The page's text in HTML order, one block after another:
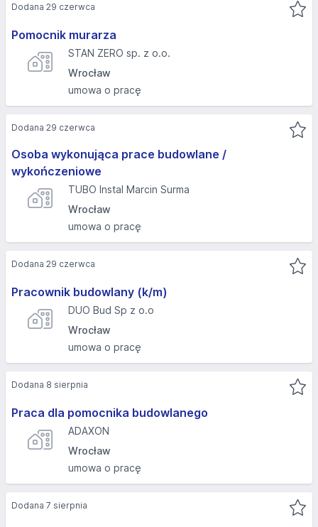
Pomocnik murarza
STAN ZERO sp. z o.o.
Wrocław
umowa o pracę
Dodana 29 czerwca
Osoba wykonująca prace budowlane /
wykończeniowe
TUBO Instal Marcin Surma
Wrocław
umowa o pracę
Dodana 29 czerwca
Pracownik budowlany (k/m)
DUO Bud Sp z o.o
Wrocław
umowa o pracę
Dodana 29 czerwca
Praca dla pomocnika budowlanego
ADAXON
Wrocław
umowa o pracę
Dodana 8 sierpnia
Dodana 7 sierpnia